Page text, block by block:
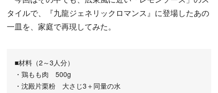
タイルで、『九龍ジェネリックロマンス』に登場したあの
一皿を、家庭で再現してみた。
■材料（2～3人分）
・鶏もも肉 500g
・沈殿片栗粉 大さじ3＋同量の水